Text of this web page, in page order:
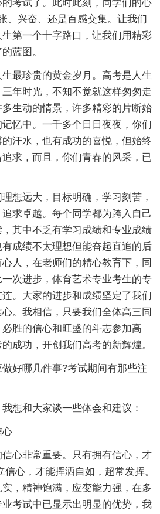
考试了。此时此刻，同学们的心
、兴奋、还是百感交集。让我们
第一个十字路口，让我们用精彩
蓝图。
最珍贵的黄金岁月。高考是人生
年时光，不知不觉就这样匆匆走
生动的情景，许多精彩的片断始
忆中。一千多个日日夜夜，你们
汗水，也有成功的喜悦，但始终
求，而且，你们青春的风采，已
想远大，目标明确，学习刻苦，
求卓越。每个同学都为跨入自己
其中不乏有学习成绩和专业成绩
成绩不太理想但能奋起直追的后
人，在老师们的精心教育下，同
次进步，体育艺术专业考生的专
。大家的进步和成绩坚定了我们
。我相信，只要我们全体高三同
胜的信心和旺盛的斗志参加高
成功，开创我们高考的新辉煌。
好哪几件事?考试期间有那些注
想和大家谈一些体会和建议：
心
心非常重要。只有拥有信心，才
心，才能挥洒自如，超常发挥。
，精神饱满，应变能力强，在多
考试中已显示出明显的优势，我